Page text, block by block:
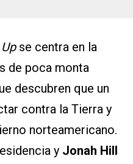
se centra en la
de poca monta
descubren que un
contra la Tierra y
norteamericano.
y Jonah Hill